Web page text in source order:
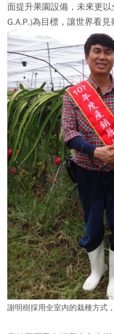
面提升果園設備，未來更
G.A.P.)為目標，讓世界看見
謝明樹採用全室內的栽種方式